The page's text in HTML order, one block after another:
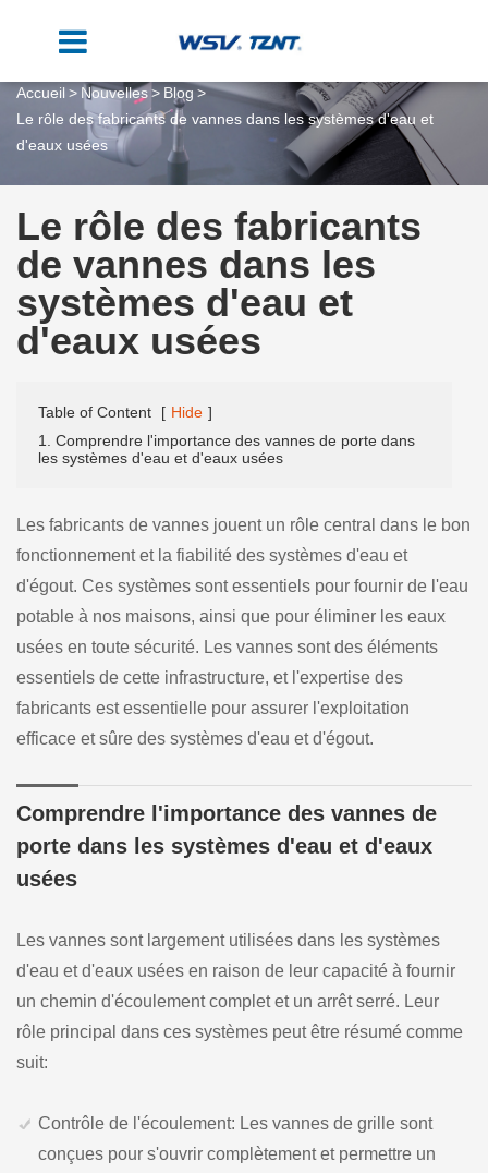
Accueil Nouvelles
Blog
Le rôle des fabricants de vannes dans les systèmes d'eau et
d'eaux usées
Le rôle des fabricants
de vannes dans les
systèmes d'eau et
d'eaux usées
Table of Content [ Hide ]
1. Comprendre l'importance des vannes de porte dans
les systèmes d'eau et d'eaux usées
Les fabricants de vannes jouent un rôle central dans le bon
fonctionnement et la fiabilité des systèmes d'eau et
d'égout. Ces systèmes sont essentiels pour fournir de l'eau
potable à nos maisons, ainsi que pour éliminer les eaux
usées en toute sécurité. Les vannes sont des éléments
essentiels de cette infrastructure, et l'expertise des
fabricants est essentielle pour assurer l'exploitation
efficace et sûre des systèmes d'eau et d'égout.
Comprendre l'importance des vannes de
porte dans les systèmes d'eau et d'eaux
usées
Les vannes sont largement utilisées dans les systèmes
d'eau et d'eaux usées en raison de leur capacité à fournir
un chemin d'écoulement complet et un arrêt serré. Leur
rôle principal dans ces systèmes peut être résumé comme
suit:
Contrôle de l'écoulement: Les vannes de grille sont
conçues pour s'ouvrir complètement et permettre un